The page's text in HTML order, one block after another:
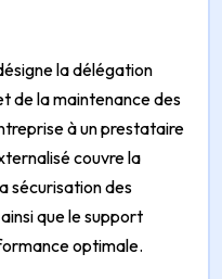
la délégation
de la maintenance des
à un prestataire
couvre la
sécurisation des
que le support
optimale.